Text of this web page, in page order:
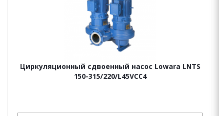
Циркуляционный сдвоенный насос Lowara LNTS
150-315/220/L45VCC4